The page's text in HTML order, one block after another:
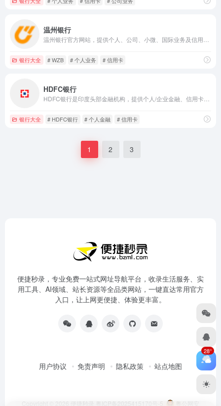
温州银行
银行大全 # WZB # 个人业务 # 信用卡
HDFC银行
银行大全 # HDFC银行 # 个人金融 # 信用卡
1 2 3
便捷秒录，专业免费一站式网址导航平台，收录生活服务、实
用工具、AI领域、站长资源等全品类网站，一键直达常用官方
入口，让上网更便捷、体验更丰富。
用户协议 免责声明 隐私政策 站点地图
Copyright © 2026 便捷秒录 粤ICP备2025415170号-5 粤公网安
28°